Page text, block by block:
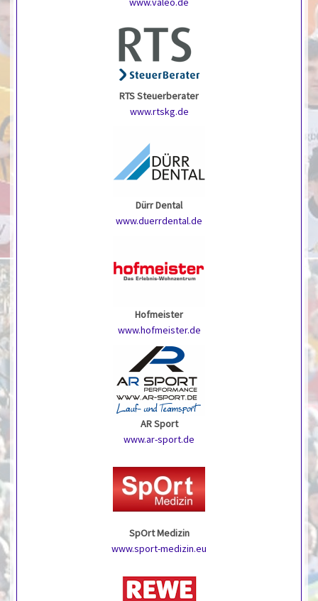
RTS Steuerberater
www.rtskg.de
Dürr Dental
www.duerrdental.de
Hofmeister
www.hofmeister.de
AR Sport
www.ar-sport.de
SpOrt Medizin
www.sport-medizin.eu